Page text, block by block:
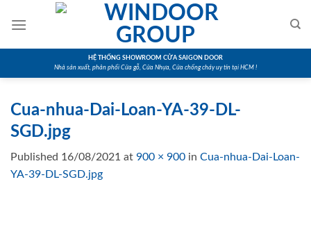
HỆ THỐNG SHOWROOM CỬA SAIGON DOOR
Nhà sản xuất, phân phối Cửa gỗ, Cửa Nhựa, Cửa chống cháy uy tín tại HCM !
Cua-nhua-Dai-Loan-YA-39-DL-
SGD.jpg
Published 16/08/2021 at 900 × 900 in Cua-nhua-Dai-Loan-
YA-39-DL-SGD.jpg